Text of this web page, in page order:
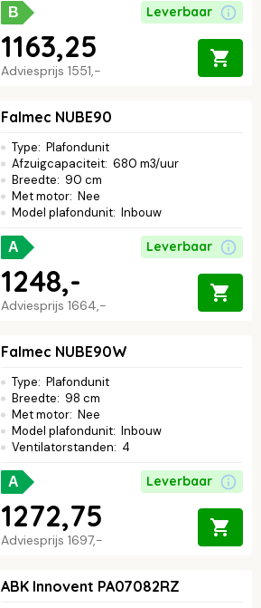
B Leverbaar
Adviesprijs 1551,-
1163,25
Falmec NUBE90
Type: Plafondunit
Afzuigcapaciteit: 680 m3/uur
Breedte: 90 cm
Met motor: Nee
Model plafondunit: Inbouw
A Leverbaar
Adviesprijs 1664,-
1248,-
Falmec NUBE90W
Type: Plafondunit
Breedte: 98 cm
Met motor: Nee
Model plafondunit: Inbouw
Ventilatorstanden: 4
A Leverbaar
Adviesprijs 1697,-
1272,75
ABK Innovent PA07082RZ